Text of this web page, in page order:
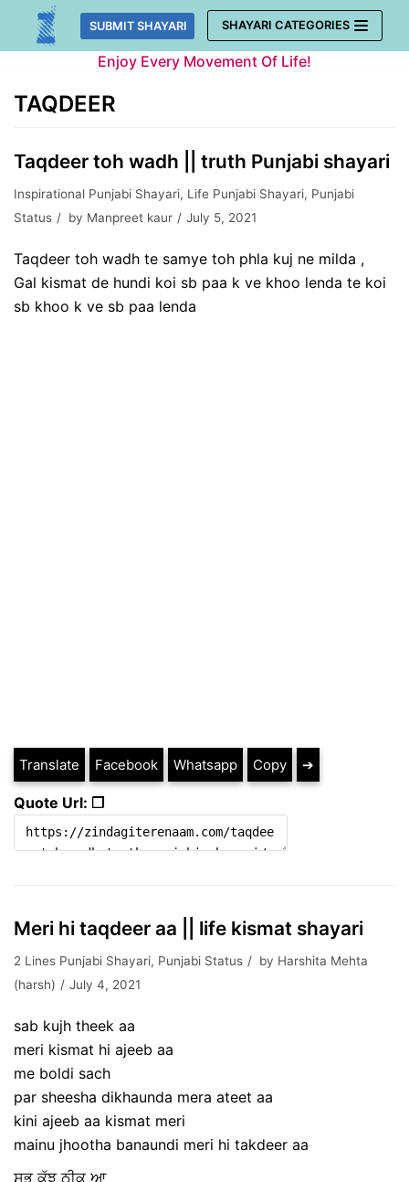
Skip
SUBMIT SHAYARI SHAYARI CATEGORIES
Enjoy Every Movement Of Life!
TAQDEER
Taqdeer toh wadh || truth Punjabi shayari
Inspirational Punjabi Shayari, Life Punjabi Shayari, Punjabi
Status
by Manpreet kaur July 5, 2021
Taqdeer toh wadh te samye toh phla kuj ne milda ,
Gal kismat de hundi koi sb paa k ve khoo lenda te koi
sb khoo k ve sb paa lenda
Translate Facebook Whatsapp Copy ➔
Quote Url: ❐
Meri hi taqdeer aa || life kismat shayari
2 Lines Punjabi Shayari, Punjabi Status by Harshita Mehta
(harsh)
July 4, 2021
sab kujh theek aa
meri kismat hi ajeeb aa
me boldi sach
par sheesha dikhaunda mera ateet aa
kini ajeeb aa kismat meri
mainu jhootha banaundi meri hi takdeer aa
ਸਭ ਕੁੱਝ ਠੀਕ ਆ